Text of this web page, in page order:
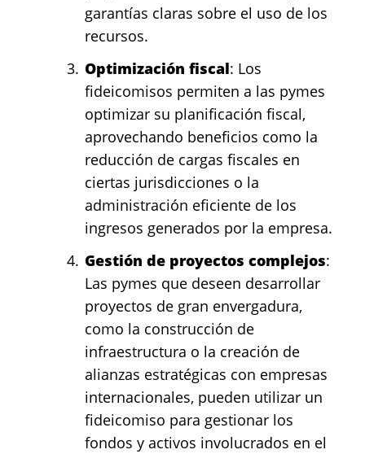
garantías claras sobre el uso de los
recursos.
Optimización fiscal: Los
fideicomisos permiten a las pymes
optimizar su planificación fiscal,
aprovechando beneficios como la
reducción de cargas fiscales en
ciertas jurisdicciones o la
administración eficiente de los
ingresos generados por la empresa.
Gestión de proyectos complejos:
Las pymes que deseen desarrollar
proyectos de gran envergadura,
como la construcción de
infraestructura o la creación de
alianzas estratégicas con empresas
internacionales, pueden utilizar un
fideicomiso para gestionar los
fondos y activos involucrados en el